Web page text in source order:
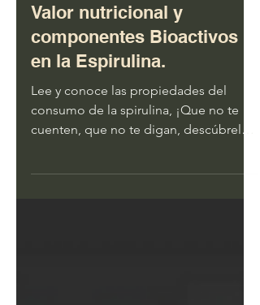
Oct 8, 2022
6 min read
Valor nutricional y
componentes Bioactivos
en la Espirulina.
Lee y conoce las propiedades del
consumo de la spirulina, ¡Que no te
por ti mismo!